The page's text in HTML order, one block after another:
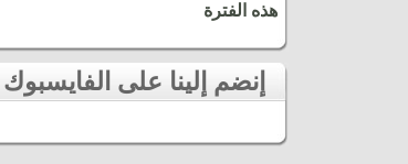
هذه الفترة